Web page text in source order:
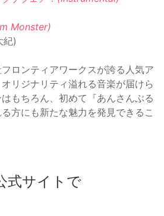
Monster)
紀)
ロンティアワークスが誇る人気ア
リジナリティ溢れる音楽が届けら
もちろん、初めて『あんさんぶる
方にも新たな魅力を発見できるこ
式サイトで